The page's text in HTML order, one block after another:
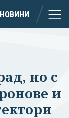
но с
и